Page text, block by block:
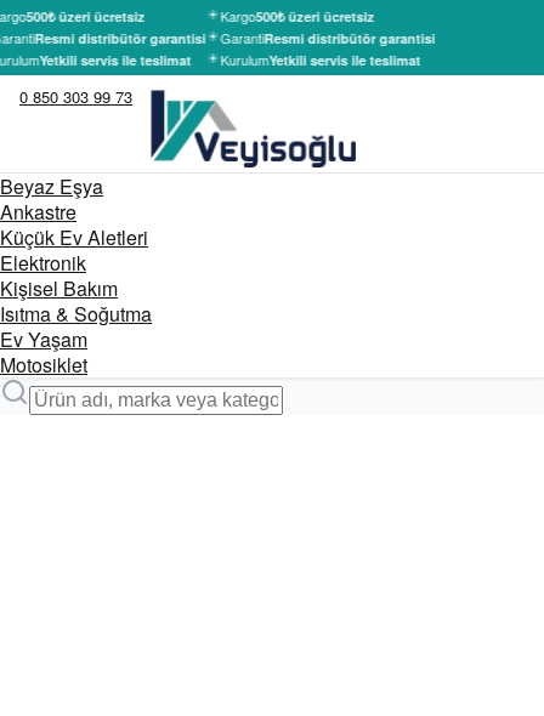
500₺ üzeri ücretsiz
Resmi distribütör garantisi
Yetkili servis ile teslimat
Kargo500₺ üzeri ücretsiz
GarantiResmi distribütör garantisi
KurulumYetkili servis ile teslimat
0 850 303 99 73
Beyaz Eşya
Ankastre
Küçük Ev Aletleri
Elektronik
Kişisel Bakım
Isıtma & Soğutma
Ev Yaşam
Motosiklet